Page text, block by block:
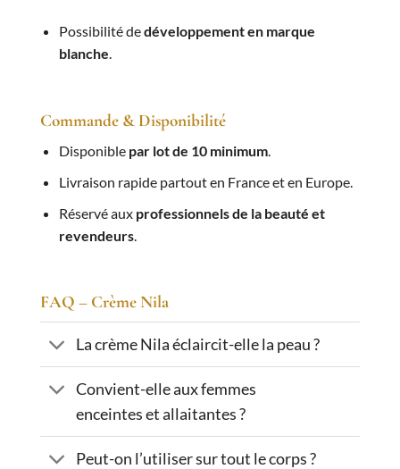
Possibilité dedéveloppement en marque
blanche.
Commande & Disponibilité
Disponible par lot de 10 minimum.
Livraison rapide partout en France et en Europe.
Réservé aux professionnels de la beauté et
revendeurs.
FAQ – Crème Nila
La crème Nila éclaircit-elle la peau ?
Convient-elle aux femmes
enceintes et allaitantes ?
Peut-on l’utiliser sur tout le corps ?